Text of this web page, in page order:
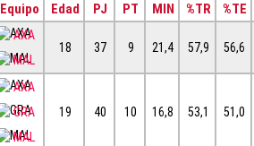
Equipo Edad PJ PT MIN %TR %TE
AXA
MAL
18 37 9 21,4 57,9 56,6
AXA
GRA
MAL
19 40 10 16,8 53,1 51,0